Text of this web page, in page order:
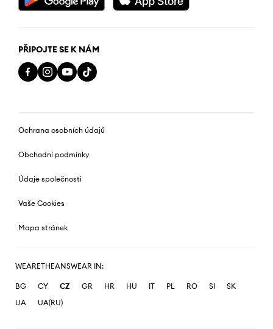
PŘIPOJTE SE K NÁM
Ochrana osobních údajů
Obchodní podmínky
Údaje společnosti
Vaše Cookies
Mapa stránek
WEARETHEANSWEAR IN:
BG CY CZ GR HR HU IT PL RO SI
SK
UA
UA(RU)